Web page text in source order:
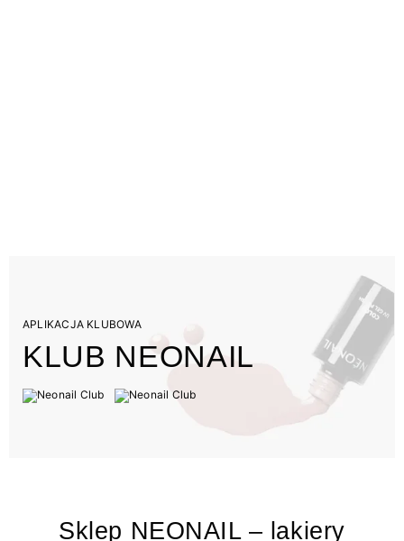
APLIKACJA KLUBOWA
KLUB NEONAIL
Sklep NEONAIL – lakiery